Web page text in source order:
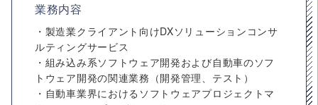
業務内容
・製造業クライアント向けDXソリューションコンサ
ルティングサービス
・組み込み系ソフトウェア開発および自動車のソフ
トウェア開発の関連業務（開発管理、テスト）
・自動車業界におけるソフトウェアプロジェクトマ